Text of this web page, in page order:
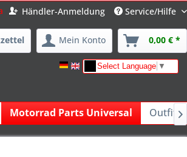
Händler-Anmeldung Service/Hilfe
Mein Konto 0,00 € *
Select Language ▼
Motorrad Parts Universal Outfits